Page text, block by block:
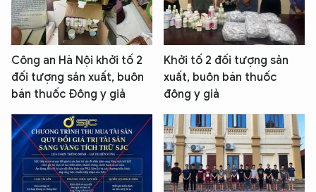
Công an Hà Nội khởi tố 2
đối tượng sản xuất, buôn
bán thuốc Đông y giả
Khởi tố 2 đối tượng sản
xuất, buôn bán thuốc
đông y giả